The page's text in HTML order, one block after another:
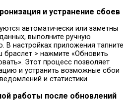
и устранение сбоев
автоматически или заметны
выполните ручную
В настройках приложения тапните
браслет > нажмите «Обновить
Этот процесс позволяет
и устранить возможные сбои
и статистики.
работы после обновлений